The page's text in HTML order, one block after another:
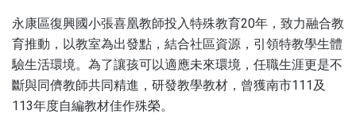
永康區復興國小張喜凰教師投入特殊教育20年，致力融合教
育推動，以教室為出發點，結合社區資源，引領特教學生體
驗生活環境。為了讓孩可以適應未來環境，任職生涯更是不
斷與同儕教師共同精進，研發教學教材，曾獲南市111及
113年度自編教材佳作殊榮。